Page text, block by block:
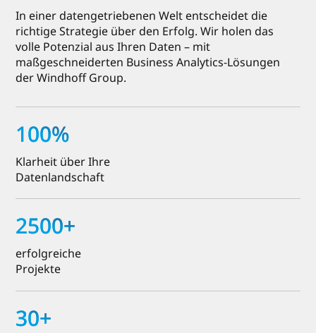
In einer datengetriebenen Welt entscheidet die
richtige Strategie über den Erfolg. Wir holen das
volle Potenzial aus Ihren Daten – mit
maßgeschneiderten Business Analytics-Lösungen
der Windhoff Group.
100%
Klarheit über Ihre
Datenlandschaft
2500+
erfolgreiche
Projekte
30+